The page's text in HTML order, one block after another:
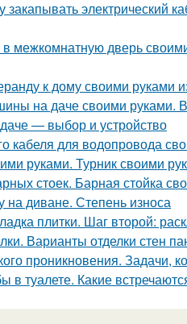
закапывать электрический
в межкомнатную дверь
к дому своими руками
на даче своими руками.
— выбор и устройство
кабеля для водопровода
руками. Турник своими
стоек. Барная стойка
на диване. Степень износа
плитки. Шаг второй:
Варианты отделки стен
проникновения. Задачи,
в туалете. Какие